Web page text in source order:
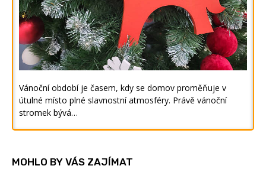
Vánoční období je časem, kdy se domov proměňuje v
útulné místo plné slavnostní atmosféry. Právě vánoční
stromek bývá…
MOHLO BY VÁS ZAJÍMAT